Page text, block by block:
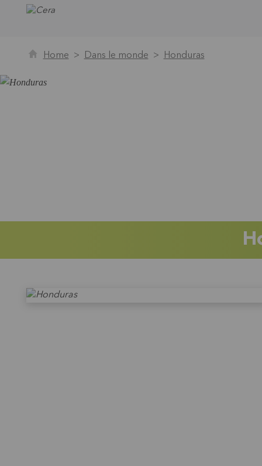
Home Dans le monde Honduras